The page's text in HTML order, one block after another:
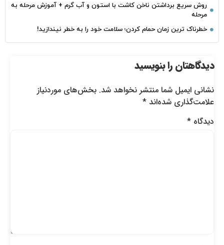
روش سریع برداشتن ناخن کاشت با استون و آب گرم + آموزش مرحله به
مرحله
خطرناک‌ ترین زمان‌ حمام کردن؛ سلامت خود را به خطر نیندازید!
دیدگاهتان را بنویسید
نشانی ایمیل شما منتشر نخواهد شد. بخش‌های موردنیاز
علامت‌گذاری شده‌اند*
دیدگاه*